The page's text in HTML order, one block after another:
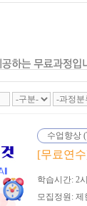
수업향상
[무료연
학습시간: 2
모집정원: 제